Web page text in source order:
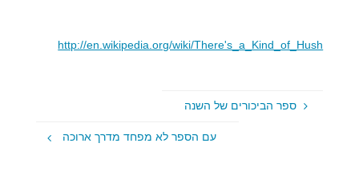
http://en.wikipedia.org/wiki/There's_a_Kind_of_Hush
ספר הביכורים של השנה
עם הספר לא מפחד מדרך ארוכה